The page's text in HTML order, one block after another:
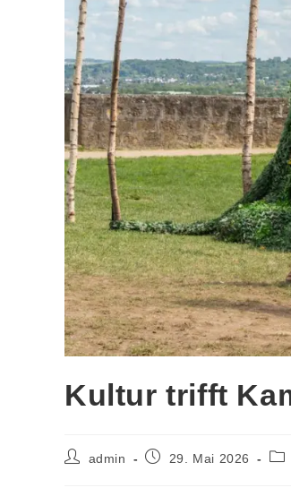
Kultur trifft
Beitrags-
admin
Beitrag29. Mai 2026